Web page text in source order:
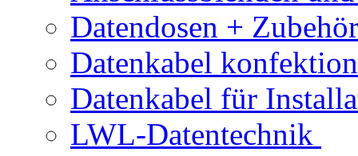
Datendosen + Zubehör
Datenkabel
Datenkabel für
LWL-Datentechnik